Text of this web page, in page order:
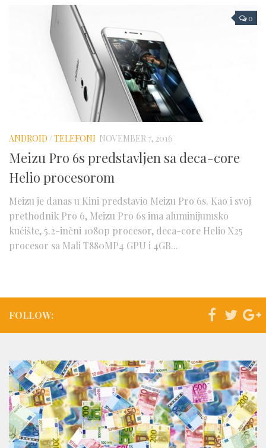
0
ANDROID /TELEFONI NOVEMBER 7, 2016
Meizu Pro 6s predstavljen sa deca-core
Helio procesorom
Meizu je danas u Kini predstavio Meizu Pro 6s. Kao i svoj
prethodnik Pro 6, Meizu Pro 6s ima aluminijumsko
kućište, 5.2-inčni 1080p procesor, deca-core Helio X25
procesor sa Mali T880MP4 GPU i 4GB...
FOLLOW: